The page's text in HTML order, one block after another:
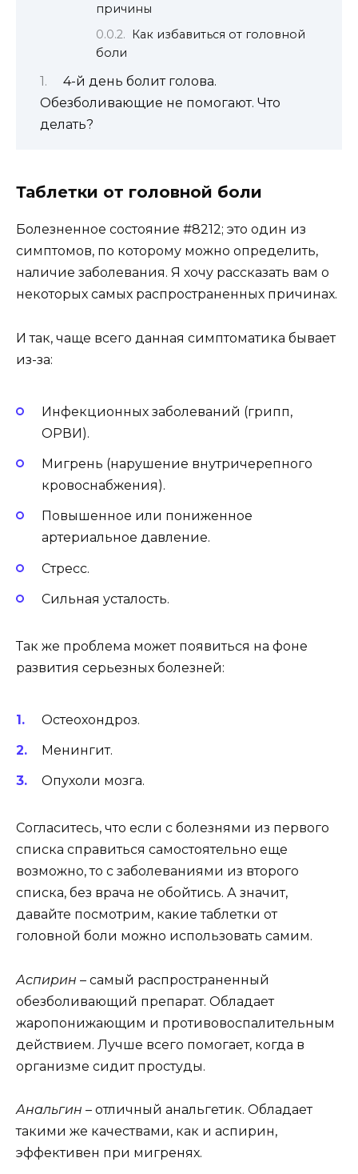
причины
Как избавиться от головной
боли
4-й день болит голова.
Обезболивающие не помогают. Что
делать?
Таблетки от головной боли
Болезненное состояние #8212; это один из
симптомов, по которому можно определить,
наличие заболевания. Я хочу рассказать вам о
некоторых самых распространенных причинах.
И так, чаще всего данная симптоматика бывает
из-за:
Инфекционных заболеваний (грипп,
ОРВИ).
Мигрень (нарушение внутричерепного
кровоснабжения).
Повышенное или пониженное
артериальное давление.
Стресс.
Сильная усталость.
Так же проблема может появиться на фоне
развития серьезных болезней:
Остеохондроз.
Менингит.
Опухоли мозга.
Согласитесь, что если с болезнями из первого
списка справиться самостоятельно еще
возможно, то с заболеваниями из второго
списка, без врача не обойтись. А значит,
давайте посмотрим, какие таблетки от
головной боли можно использовать самим.
Аспирин – самый распространенный
обезболивающий препарат. Обладает
жаропонижающим и противовоспалительным
действием. Лучше всего помогает, когда в
организме сидит простуды.
Анальгин – отличный анальгетик. Обладает
такими же качествами, как и аспирин,
эффективен при мигренях.